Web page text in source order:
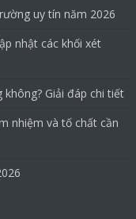
uy tín năm 2026
nhật các khối xét
không? Giải đáp chi tiết
nhiệm và tố chất cần